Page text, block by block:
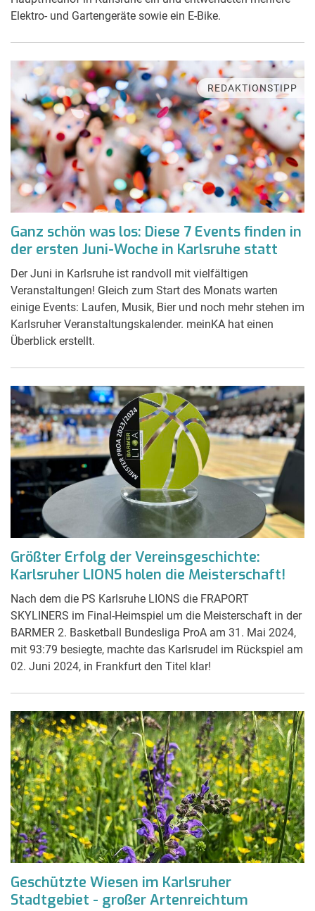
Elektro- und Gartengeräte sowie ein E-Bike.
REDAKTIONSTIPP
Ganz schön was los: Diese 7 Events finden in
der ersten Juni-Woche in Karlsruhe statt
Der Juni in Karlsruhe ist randvoll mit vielfältigen
Veranstaltungen! Gleich zum Start des Monats warten
einige Events: Laufen, Musik, Bier und noch mehr stehen im
Karlsruher Veranstaltungskalender. meinKA hat einen
Überblick erstellt.
Größter Erfolg der Vereinsgeschichte:
Karlsruher LIONS holen die Meisterschaft!
Nach dem die PS Karlsruhe LIONS die FRAPORT
SKYLINERS im Final-Heimspiel um die Meisterschaft in der
BARMER 2. Basketball Bundesliga ProA am 31. Mai 2024,
mit 93:79 besiegte, machte das Karlsrudel im Rückspiel am
02. Juni 2024, in Frankfurt den Titel klar!
Geschützte Wiesen im Karlsruher
Stadtgebiet - großer Artenreichtum